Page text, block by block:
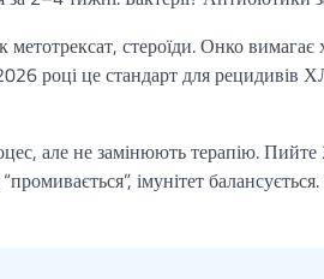
стероїди. Онко вимагає
році це стандарт для рецидивів
але не замінюють терапію.
імунітет